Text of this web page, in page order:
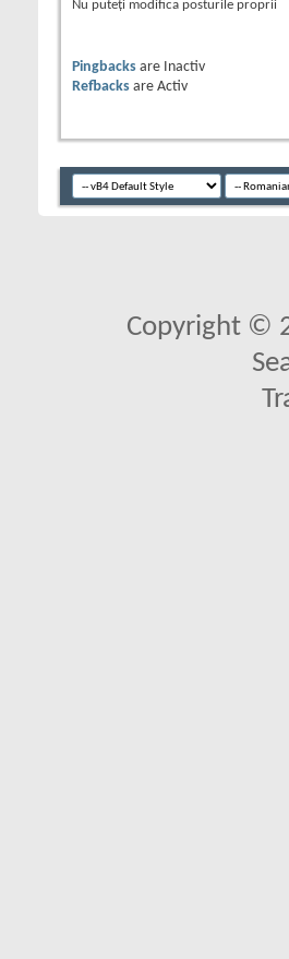
Nu puteţi modifica posturile proprii
Pingbacks are
Inactiv
Refbacks are Activ
Copyright ©